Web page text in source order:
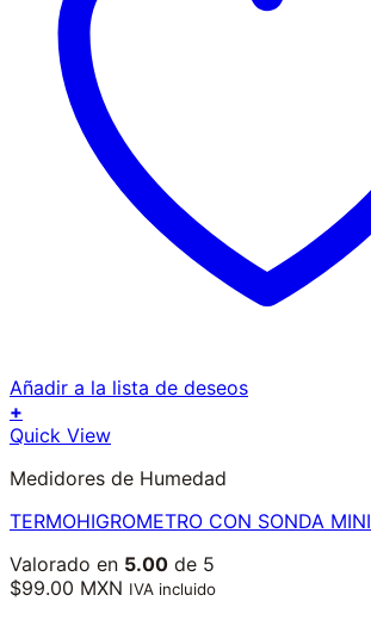
Añadir a la lista de deseos
+
Quick View
Medidores de Humedad
TERMOHIGROMETRO CON SONDA MINI
Valorado en 5.00 de 5
$99.00 MXN IVA incluido